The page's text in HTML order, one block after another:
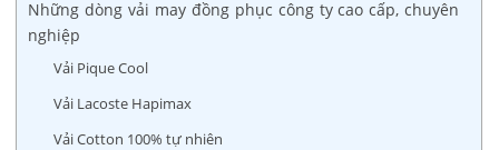
Những dòng vải may đồng phục công ty cao cấp, chuyên
nghiệp
Vải Pique Cool
Vải Lacoste Hapimax
Vải Cotton 100% tự nhiên